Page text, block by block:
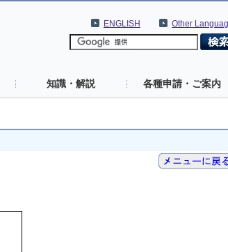
Other
ENGLISH
知識・解説 各種申請・ご案内